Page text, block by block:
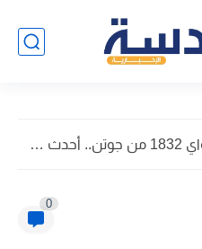
هل مجموعك يكفي؟.. تنسيق الثانوية العامة 2026 في الدقهلية بعد...
0